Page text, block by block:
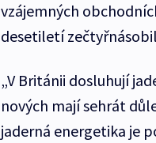
vzájemných
desetiletí
„V Británii dosluhují
nových mají sehrát
jaderná energetika je